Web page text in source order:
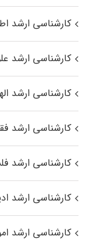
کارشناسی ارشد
کارشناسی ارشد
کارشناسی ارشد
کارشناسی ارشد
کارشناسی ارشد
کارشناسی ارشد
کارشناسی ارشد